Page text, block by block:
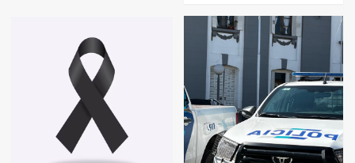
en la mañana del lunes
Accidente en Ruta 5: falleció un
joven de Trenque Lauquen